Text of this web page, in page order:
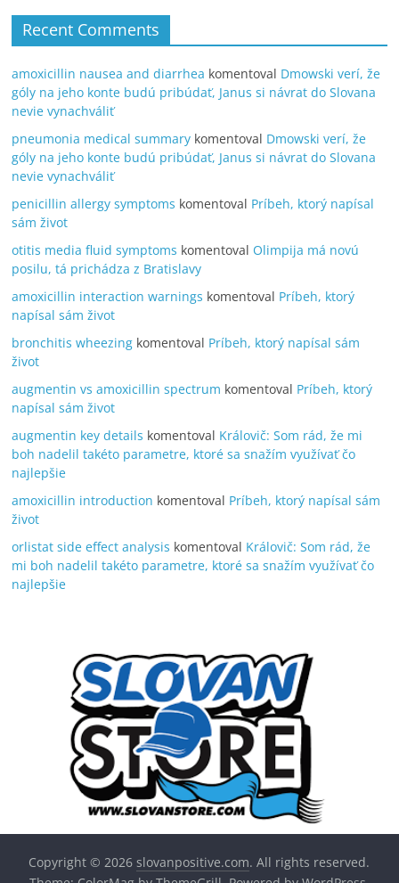
Recent Comments
amoxicillin nausea and diarrhea komentoval Dmowski verí, že
góly na jeho konte budú pribúdať, Janus si návrat do Slovana
nevie vynachváliť
pneumonia medical summary komentoval Dmowski verí, že
góly na jeho konte budú pribúdať, Janus si návrat do Slovana
nevie vynachváliť
penicillin allergy symptoms komentoval Príbeh, ktorý napísal
sám život
otitis media fluid symptoms komentoval Olimpija má novú
posilu, tá prichádza z Bratislavy
amoxicillin interaction warnings komentoval Príbeh, ktorý
napísal sám život
bronchitis wheezing komentoval Príbeh, ktorý napísal sám
život
augmentin vs amoxicillin spectrum komentoval Príbeh, ktorý
napísal sám život
augmentin key details komentoval Královič: Som rád, že mi
boh nadelil takéto parametre, ktoré sa snažím využívať čo
najlepšie
amoxicillin introduction komentoval Príbeh, ktorý napísal sám
život
orlistat side effect analysis komentoval Královič: Som rád, že
mi boh nadelil takéto parametre, ktoré sa snažím využívať čo
najlepšie
Copyright © 2026slovanpositive.com. All rights reserved.